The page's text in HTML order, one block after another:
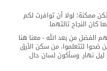
ممكنة؛ لولا أن توافرت لكم
كان النجاح ثالثهما.
الفضل من بعد الله - معنا هنا
ضحوا لتتعلموا، من سكن الأرق
نهار. وسأكون لسان حال